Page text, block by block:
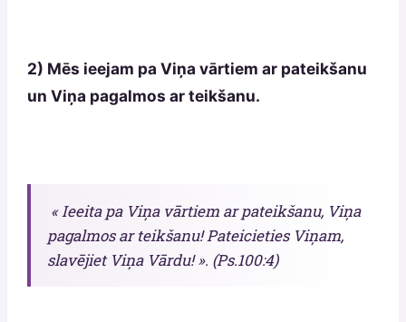
2) Mēs ieejam pa Viņa vārtiem ar pateikšanu
un Viņa pagalmos ar teikšanu.
« Ieeita pa Viņa vārtiem ar pateikšanu, Viņa
pagalmos ar teikšanu! Pateicieties Viņam,
slavējiet Viņa Vārdu! ». (Ps.100:4)